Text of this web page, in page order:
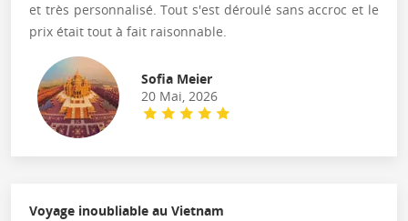
et très personnalisé. Tout s'est déroulé sans accroc et le
prix était tout à fait raisonnable.
Sofia Meier
20 Mai, 2026
Voyage inoubliable au Vietnam